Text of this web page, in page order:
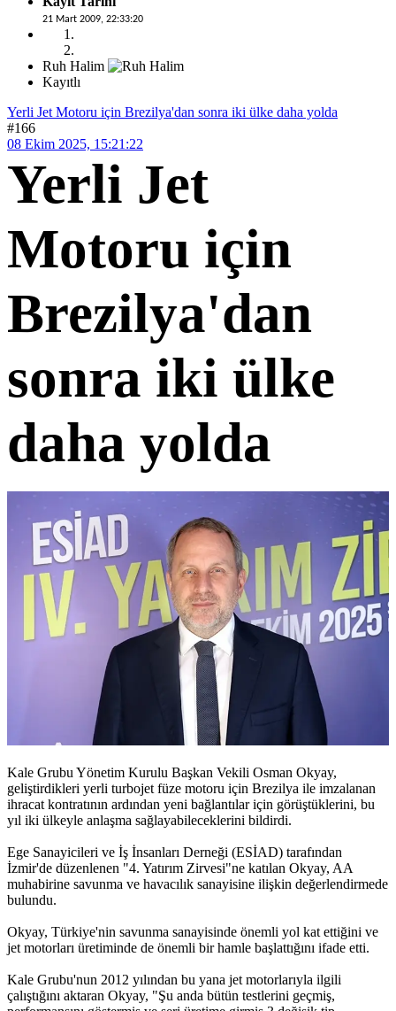
21 Mart 2009, 22:33:20
Ruh Halim
Kayıtlı
Yerli Jet Motoru için Brezilya'dan sonra iki ülke daha yolda
#166
08 Ekim 2025, 15:21:22
Yerli Jet
Motoru için
Brezilya'dan
sonra iki ülke
daha yolda
Kale Grubu Yönetim Kurulu Başkan Vekili Osman Okyay,
geliştirdikleri yerli turbojet füze motoru için Brezilya ile imzalanan
ihracat kontratının ardından yeni bağlantılar için görüştüklerini, bu
yıl iki ülkeyle anlaşma sağlayabileceklerini bildirdi.
Ege Sanayicileri ve İş İnsanları Derneği (ESİAD) tarafından
İzmir'de düzenlenen "4. Yatırım Zirvesi"ne katılan Okyay, AA
muhabirine savunma ve havacılık sanayisine ilişkin değerlendirmede
bulundu.
Okyay, Türkiye'nin savunma sanayisinde önemli yol kat ettiğini ve
jet motorları üretiminde de önemli bir hamle başlattığını ifade etti.
Kale Grubu'nun 2012 yılından bu yana jet motorlarıyla ilgili
çalıştığını aktaran Okyay, "Şu anda bütün testlerini geçmiş,